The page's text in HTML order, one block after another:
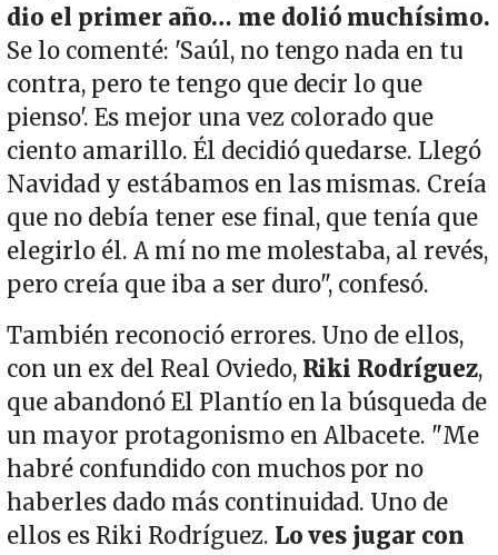
dio el primer año… me dolió muchísimo.
Se lo comenté: 'Saúl, no tengo nada en tu
contra, pero te tengo que decir lo que
pienso'. Es mejor una vez colorado que
ciento amarillo. Él decidió quedarse. Llegó
Navidad y estábamos en las mismas. Creía
que no debía tener ese final, que tenía que
elegirlo él. A mí no me molestaba, al revés,
pero creía que iba a ser duro", confesó.
También reconoció errores. Uno de ellos,
con un ex del Real Oviedo, Riki Rodríguez,
que abandonó El Plantío en la búsqueda de
un mayor protagonismo en Albacete. "Me
habré confundido con muchos por no
haberles dado más continuidad. Uno de
ellos es Riki Rodríguez. Lo ves jugar con